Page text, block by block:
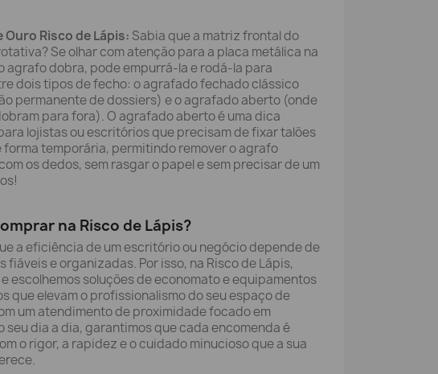
Ouro Risco de Lápis: Sabia que a matriz frontal do
Se olhar com atenção para a placa metálica na
agrafo dobra, pode empurrá-la e rodá-la para
dois tipos de fecho: o agrafado fechado clássico
permanente de dossiers) e o agrafado aberto (onde
para fora). O agrafado aberto é uma dica
lojistas ou escritórios que precisam de fixar talões
forma temporária, permitindo remover o agrafo
os dedos, sem rasgar o papel e sem precisar de um
na Risco de Lápis?
a eficiência de um escritório ou negócio depende de
fiáveis e organizadas. Por isso, na Risco de Lápis,
escolhemos soluções de economato e equipamentos
que elevam o profissionalismo do seu espaço de
um atendimento de proximidade focado em
seu dia a dia, garantimos que cada encomenda é
o rigor, a rapidez e o cuidado minucioso que a sua